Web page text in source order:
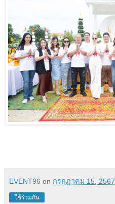
EVENT96 on กรกฎาคม 15, 2567
ใช้ร่วมกัน